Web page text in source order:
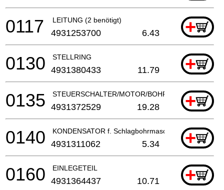
LEITUNG (2 benötigt) +
0117 4931253700 6.43
STELLRING +
0130 4931380433 11.79
STEUERSCHALTER/MOTOR/BOHRHAMMER
+
0135 4931372529 19.28
KONDENSATOR f. Schlagbohrmaschine +
0140 4931311062 5.34
EINLEGETEIL +
0160 4931364437 10.71